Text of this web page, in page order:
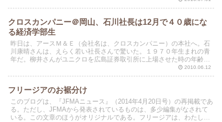
クロスカンパニー＠岡山、石川社長は12月で４０歳にな
る経済学部生
昨日は、アースＭ＆Ｅ（会社名は、クロスカンパニー）の本社へ。石
川康晴さんは、えらく若い社長さんで驚いた。１９７０年生まれの青
年だ。柳井さんがユニクロを広島証券取引所に上場させた時の年齢よ
2010.06.12
フリージアのお裾分け
このブログは、『JFMAニュース』（2014年4月20日号）の再掲載であ
る。ただし、JFMAから発表されているものは、多少編集がなされて
いる。この文章のほうがオリジナルである。フリージアは、わたしが